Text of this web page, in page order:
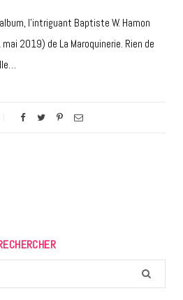
l’intriguant Baptiste W. Hamon
2019) de La Maroquinerie. Rien de